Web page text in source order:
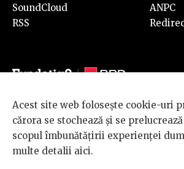
SoundCloud
RSS
ANPC
© 2026 BRD Groupe Société Générale, toate
Scena 9 este un proiect sustinut de
BRD
GÉNÉRALE
Acest site web folosește cookie-uri
cărora se stochează și se
scopul îmbunătățirii experienței
multe detalii aici.